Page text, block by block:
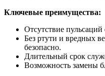
Ключевые преимущества:
Отсутствие пульсаций
Без ртути и вредных
безопасно.
Длительный срок
Возможность замены